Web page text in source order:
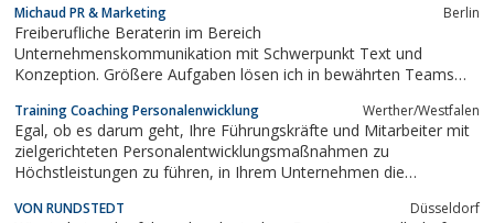
Michaud PR & Marketing Berlin
Freiberufliche Beraterin im Bereich
Unternehmenskommunikation mit Schwerpunkt Text und
Konzeption. Größere Aufgaben lösen ich in bewährten Teams
Training Coaching Personalenwicklung Werther/Westfalen
Egal, ob es darum geht, Ihre Führungskräfte und Mitarbeiter mit
zielgerichteten Personalentwicklungsmaßnahmen zu
Höchstleistungen zu führen, in Ihrem Unternehmen die
effektiven und wirtschaftlichen Methoden zu unterstützen - das
VON RUNDSTEDT Düsseldorf